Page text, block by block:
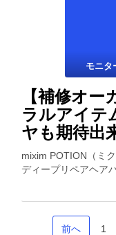
モニタ
【補修オ
ラルアイテ
ヤも期待出
mixim POTION（ミ
ディープリペアヘア
前へ 1